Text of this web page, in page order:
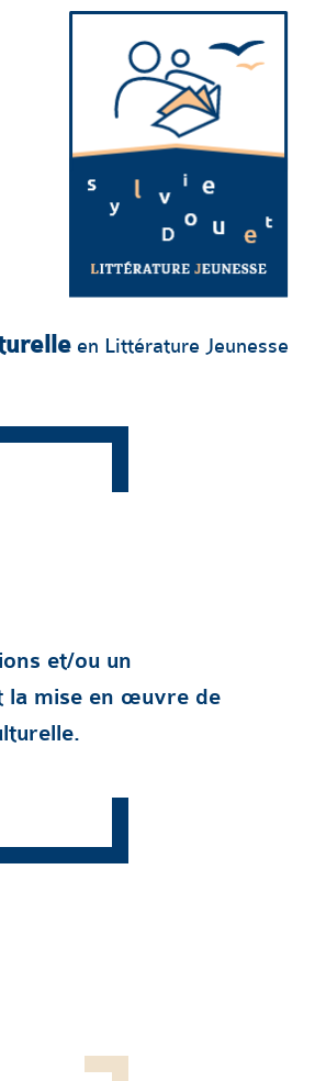
en Littérature Jeunesse
et/ou un
la mise en œuvre de